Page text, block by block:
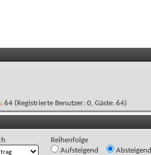
: 64 (Registrierte Benutzer: 0, Gäste: 64)
Reihenfolge
Aufsteigend
Absteigend